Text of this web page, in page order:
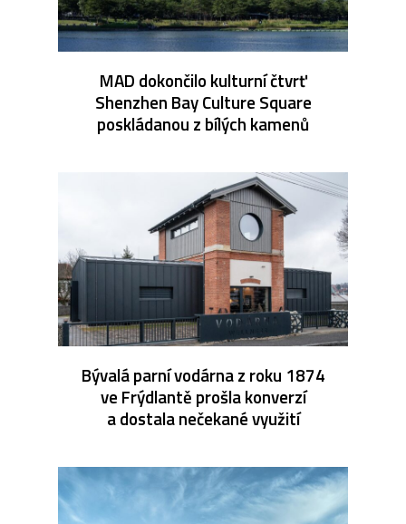
MAD dokončilo kulturní čtvrť
Shenzhen Bay Culture Square
poskládanou z bílých kamenů
Bývalá parní vodárna z roku 1874
ve Frýdlantě prošla konverzí
a dostala nečekané využití